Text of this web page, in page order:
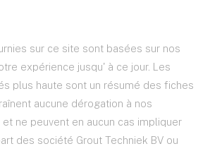
sur ce site sont basées sur nos
expérience jusqu' à ce jour. Les
plus haute sont un résumé des fiches
aucune dérogation à nos
ne peuvent en aucun cas impliquer
des société Grout Techniek BV ou